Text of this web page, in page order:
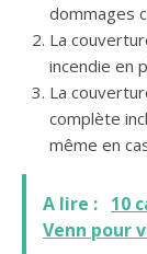
dommages
La
incendie en
La
complète
même en
A lire : 10
Venn pour